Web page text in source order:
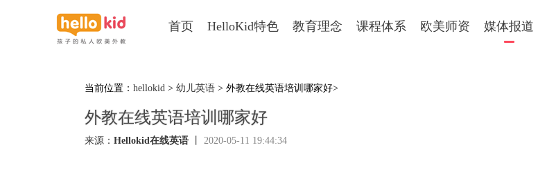
首页 HelloKid特色 教育理念 课程体系 欧美师资 媒体报道
当前位置： hellokid > 幼儿英语 > 外教在线英语培训哪家好>
外教在线英语培训哪家好
来源： Hellokid在线英语 2020-05-11 19:44:34